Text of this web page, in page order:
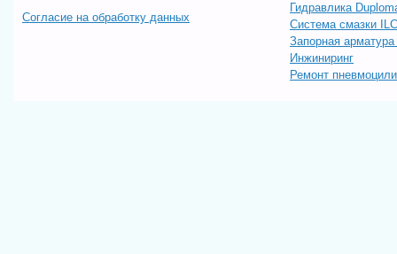
Согласие на обработку данных
Гидравлика
Система смазки ILC
Запорная
Инжиниринг
Ремонт